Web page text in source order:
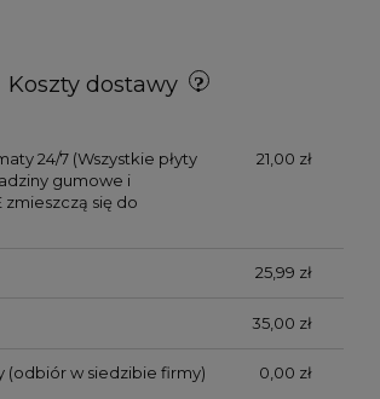
Koszty dostawy
24/7(Wszystkie płyty
gumowe i
zmieszczą się do
21,00 zł
25,99 zł
35,00 zł
(odbiór w siedzibie firmy) 0,00 zł